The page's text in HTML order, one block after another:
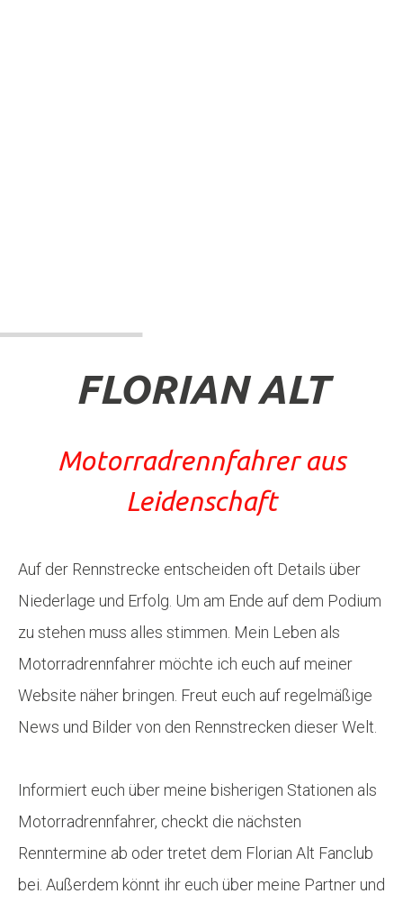
FLORIAN ALT
Motorradrennfahrer aus
Leidenschaft
Auf der Rennstrecke entscheiden oft Details über
Niederlage und Erfolg. Um am Ende auf dem Podium
zu stehen muss alles stimmen. Mein Leben als
Motorradrennfahrer möchte ich euch auf meiner
Website näher bringen. Freut euch auf regelmäßige
News und Bilder von den Rennstrecken dieser Welt.
Informiert euch über meine bisherigen Stationen als
Motorradrennfahrer, checkt die nächsten
Renntermine ab oder tretet dem Florian Alt Fanclub
bei. Außerdem könnt ihr euch über meine Partner und